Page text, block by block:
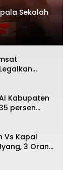
Sekolah
Kabupaten
persen
Vs Kapal
3 Orang